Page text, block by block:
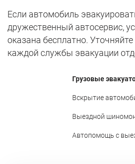
Если автомобиль
дружественный автосервис,
оказана бесплатно.
каждой службы эвакуации
Грузовые
Вскрытие
Выездной
Автопомощь с